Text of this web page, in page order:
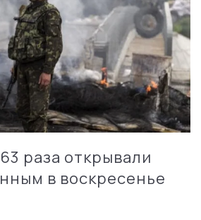
раза открывали
в воскресенье